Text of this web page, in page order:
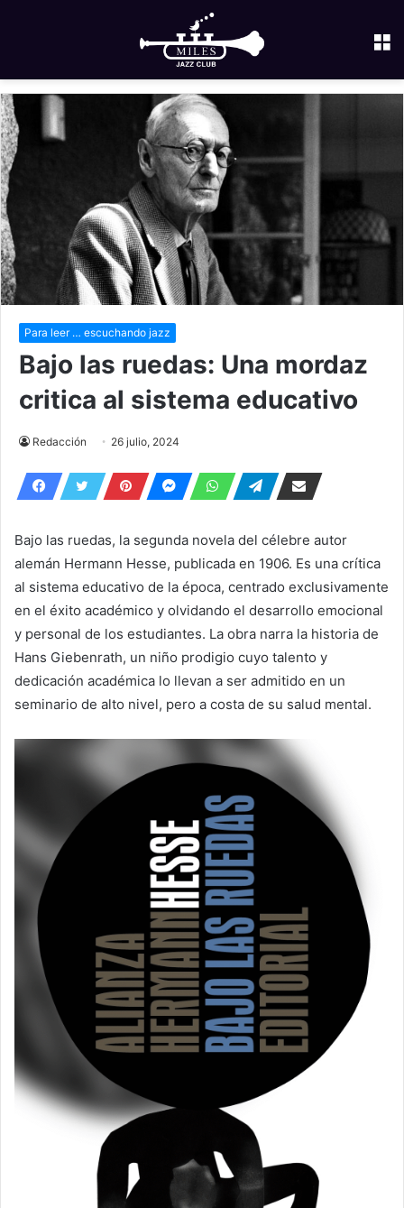
Para leer … escuchando jazz
Bajo las ruedas: Una mordaz
critica al sistema educativo
Redacción 26 julio, 2024
Bajo las ruedas, la segunda novela del célebre autor
alemán Hermann Hesse, publicada en 1906. Es una crítica
al sistema educativo de la época, centrado exclusivamente
en el éxito académico y olvidando el desarrollo emocional
y personal de los estudiantes. La obra narra la historia de
Hans Giebenrath, un niño prodigio cuyo talento y
dedicación académica lo llevan a ser admitido en un
seminario de alto nivel, pero a costa de su salud mental.